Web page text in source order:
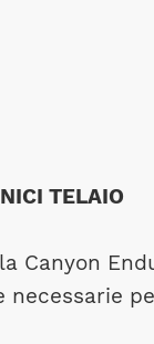
TELAIO
Canyon
necessarie